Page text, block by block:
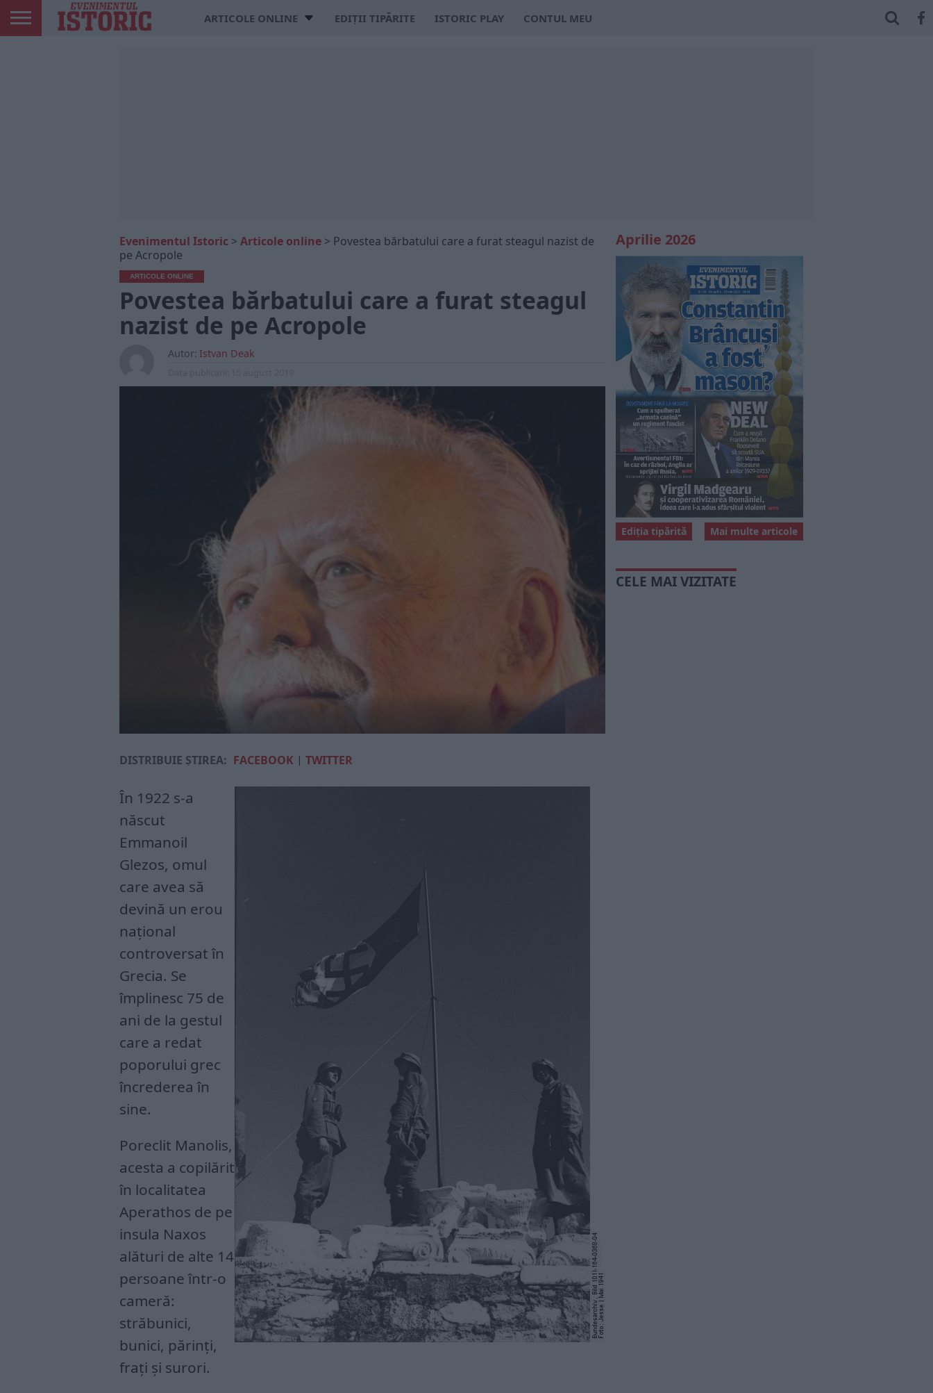
ARTICOLE ONLINE EDIȚII TIPĂRITE ISTORIC PLAY CONTUL MEU
Evenimentul Istoric > Articole online > Povestea bărbatului care a furat steagul nazist de
pe Acropole
ARTICOLE ONLINE
Povestea bărbatului care a furat steagul
nazist de pe Acropole
Autor: Istvan Deak
DISTRIBUIE ȘTIREA: FACEBOOK | TWITTER
În 1922 s-a
născut
Emmanoil
Glezos, omul
care avea să
devină un erou
național
controversat în
Grecia. Se
împlinesc 75 de
ani de la gestul
care a redat
poporului grec
încrederea în
sine.
Poreclit Manolis,
acesta a copilărit
în localitatea
Aperathos de pe
insula Naxos
alături de alte 14
persoane într-o
cameră:
străbunici,
bunici, părinți,
frați și surori.
Aprilie 2026
Mai multe articole
Ediția tipărită
CELE MAI VIZITATE